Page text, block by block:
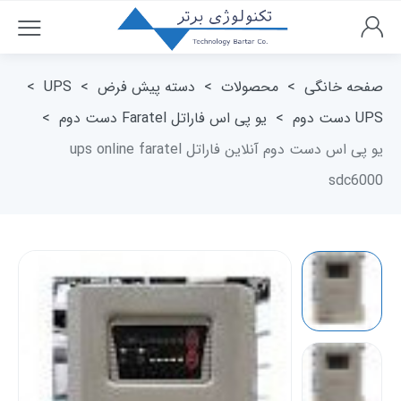
صفحه خانگی > محصولات > دسته پیش فرض >
UPS
>
UPS دست دوم
> یو پی اس فاراتل Faratel دست دوم
>
یو پی اس دست دوم آنلاین فاراتل ups online faratel
sdc6000